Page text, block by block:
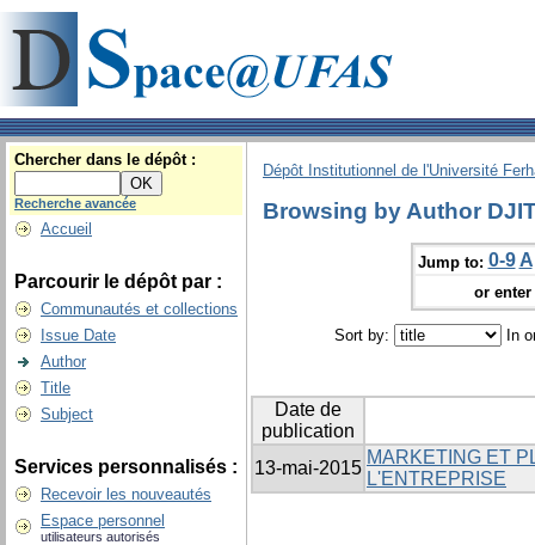
Chercher dans le dépôt :
Recherche avancée
Accueil
Parcourir le dépôt par :
Communautés et collections
Issue Date
Author
Title
Subject
Services personnalisés :
Recevoir les nouveautés
Espace personnel
utilisateurs autorisés
Dépôt Institutionnel de l'Université
Browsing by Author
Jump to: 0-9 A
or
Sort by: In
Date de
publication
13-mai-2015
MARKETING ET
L'ENTREPRISE